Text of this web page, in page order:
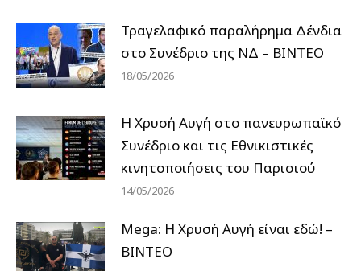
Τραγελαφικό παραλήρημα Δένδια
στο Συνέδριο της ΝΔ – ΒΙΝΤΕΟ
18/05/2026
Η Χρυσή Αυγή στο πανευρωπαϊκό
Συνέδριο και τις Εθνικιστικές
κινητοποιήσεις του Παρισιού
14/05/2026
Mega: Η Χρυσή Αυγή είναι εδώ! –
ΒΙΝΤΕΟ